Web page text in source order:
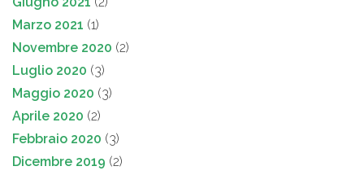
Marzo 2021 (1)
Novembre 2020 (2)
Luglio 2020 (3)
Maggio 2020 (3)
Aprile 2020 (2)
Febbraio 2020 (3)
Dicembre 2019 (2)